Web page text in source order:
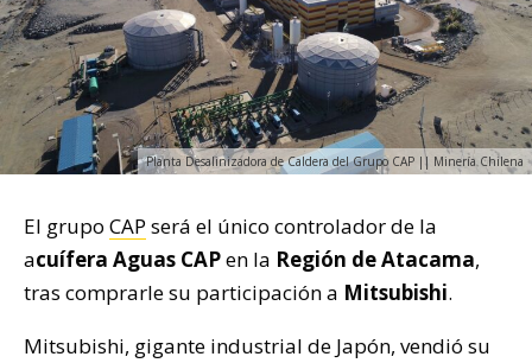
Planta Desalinizadora de Caldera del Grupo CAP || Minería Chilena
El grupo CAP será el único controlador de la
acuífera Aguas CAPen la Región de Atacama,
tras comprarle su participación a Mitsubishi.
Mitsubishi, gigante industrial de Japón, vendió su